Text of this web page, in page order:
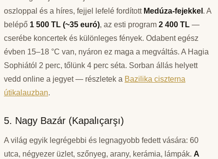
oszloppal és a híres, fejjel lefelé fordított Medúza-fejekkel . A
belépő 1 500 TL (~35 euró), az esti program 2 400 TL —
cserébe koncertek és különleges fények. Odabent egész
évben 15–18 °C van, nyáron ez maga a megváltás. A Hagia
Sophiától 2 perc, tőlünk 4 perc séta. Sorban állás helyett
vedd online a jegyet — részletek a Bazilika ciszterna
útikalauzban.
5. Nagy Bazár (Kapalıçarşı)
A világ egyik legrégebbi és legnagyobb fedett vására: 60
utca, négyezer üzlet, szőnyeg, arany, kerámia, lámpák. A